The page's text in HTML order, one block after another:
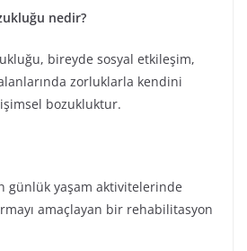
nedir?
bireyde sosyal etkileşim,
zorluklarla kendini
bozukluktur.
günlük yaşam aktivitelerinde
amaçlayan bir rehabilitasyon